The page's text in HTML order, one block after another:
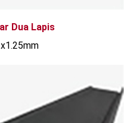
Dua Lapis